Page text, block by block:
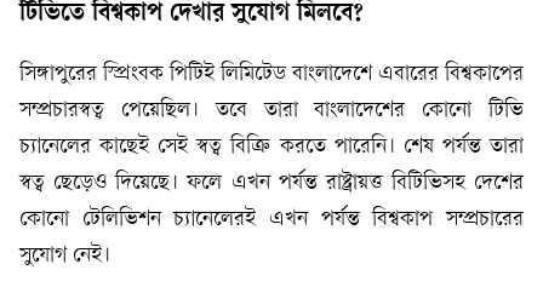
টিভিতে বিশ্বকাপ দেখার সুযোগ মিলবে?
সিঙ্গাপুরের স্প্রিংবক পিটিই লিমিটেড বাংলাদেশে এবারের বিশ্বকাপের
সম্প্রচারস্বত্ব পেয়েছিল। তবে তারা বাংলাদেশের কোনো টিভি
চ্যানেলের কাছেই সেই স্বত্ব বিক্রি করতে পারেনি। শেষ পর্যন্ত তারা
স্বত্ব ছেড়েও দিয়েছে। ফলে এখন পর্যন্ত রাষ্ট্রায়ত্ত বিটিভিসহ দেশের
কোনো টেলিভিশন চ্যানেলেরই এখন পর্যন্ত বিশ্বকাপ সম্প্রচারের
সুযোগ নেই।